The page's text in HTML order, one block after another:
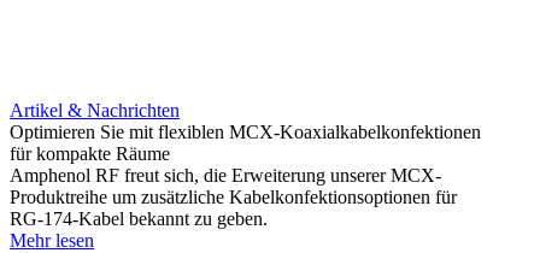
Artikel & Nachrichten
Optimieren Sie mit flexiblen MCX-Koaxialkabelkonfektionen
für kompakte Räume
Amphenol RF freut sich, die Erweiterung unserer MCX-
Produktreihe um zusätzliche Kabelkonfektionsoptionen für
RG-174-Kabel bekannt zu geben.
Mehr lesen